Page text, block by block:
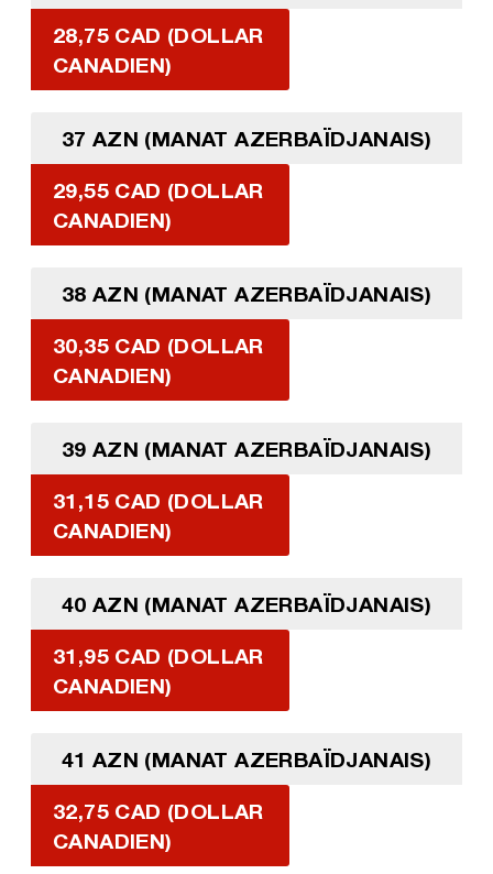
28,75 CAD (DOLLAR
CANADIEN)
37 AZN (MANAT AZERBAÏDJANAIS)
29,55 CAD (DOLLAR
CANADIEN)
38 AZN (MANAT AZERBAÏDJANAIS)
30,35 CAD (DOLLAR
CANADIEN)
39 AZN (MANAT AZERBAÏDJANAIS)
31,15 CAD (DOLLAR
CANADIEN)
40 AZN (MANAT AZERBAÏDJANAIS)
31,95 CAD (DOLLAR
CANADIEN)
41 AZN (MANAT AZERBAÏDJANAIS)
32,75 CAD (DOLLAR
CANADIEN)